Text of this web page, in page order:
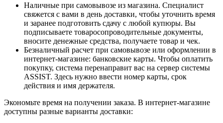
Наличные при самовывозе из магазина. Специалист
свяжется с вами в день доставки, чтобы уточнить время
и заранее подготовить сдачу с любой купюры. Вы
подписываете товаросопроводительные документы,
вносите денежные средства, получаете товар и чек.
Безналичный расчет при самовывозе или оформлении в
интернет-магазине: банковские карты. Чтобы оплатить
покупку, система перенаправит вас на сервер системы
ASSIST. Здесь нужно ввести номер карты, срок
действия и имя держателя.
Экономьте время на получении заказа. В интернет-магазине
доступны разные варианты доставки: